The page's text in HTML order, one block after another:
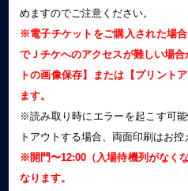
めますのでご注意ください。
※電子チケットをご購入された場
でＪチケへのアクセスが難しい場
トの画像保存】または【プリント
ます。
※読み取り時にエラーを起こす可
トアウトする場合、両面印刷はお控
※開門〜12:00（入場待機列がなく
なります。